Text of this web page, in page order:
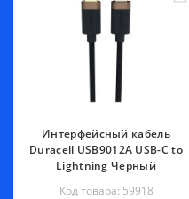
Интерфейсный кабель
Duracell USB9012A USB-C to
Lightning Черный
Код товара: 59918